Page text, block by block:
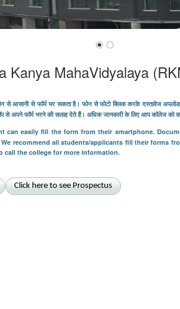
Kanya MahaVidyalaya
से आसानी से फॉर्म भर सकता है। फोन से फोटो क्लिक करके दस्तावेज
से ​​अपने फॉर्म भरने की सलाह देते हैं। अधिक जानकारी के लिए आप कॉलेज को
can easily fill the form from their smartphone.
recommend all students/applicants fill their forms
call the college for more information.
Click here to see Prospectus